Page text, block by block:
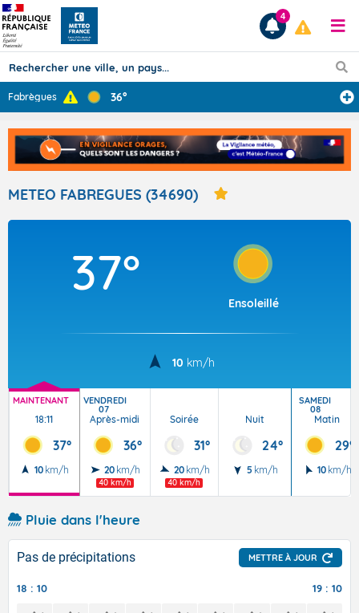
Prévisions
TOUS LES RÉSULTATS
Articles
4
Fabrègues 36°
METEO FABREGUES (34690)
37°
Ensoleillé
10 km/h
MAINTENANT
18:11
37°
10 km/h
VENDREDI
07
Après-midi
36°
20 km/h
40 km/h
Soirée
31°
20 km/h
40 km/h
Nuit
24°
5 km/h
SAMEDI
08
Matin
29°
10 km/h
Pluie dans l'heure
Pas de précipitations METTRE À JOUR
18 : 10 19 : 10